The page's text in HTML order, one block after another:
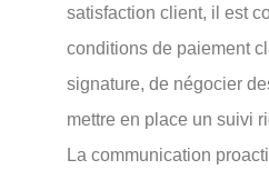
satisfaction client, il est
conditions de paiement
signature, de négocier
mettre en place un suivi
La communication